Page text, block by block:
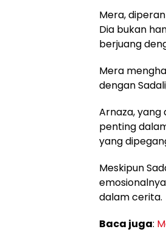
Mera,
Dia bukan
berjuang
Mera
dengan
Arnaza, yang
penting
yang
Meskipun
dalam cerita.
Baca juga: